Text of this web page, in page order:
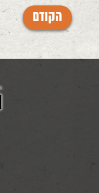
הקודם